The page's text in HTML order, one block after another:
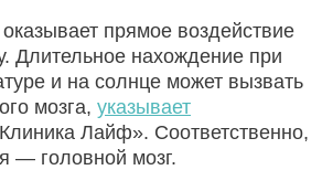
прямое воздействие
Длительное нахождение при
и на солнце может вызвать
мозга, указывает
Лайф». Соответственно,
— головной мозг.